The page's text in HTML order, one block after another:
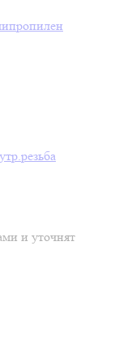
и уточнят